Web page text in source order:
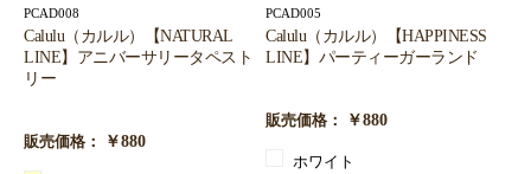
PCAD008
Calulu（カルル）【NATURAL
LINE】アニバーサリータペスト
リー
販売価格： ￥880
PCAD005
Calulu（カルル）【HAPPINESS
LINE】パーティーガーランド
販売価格： ￥880
ホワイト